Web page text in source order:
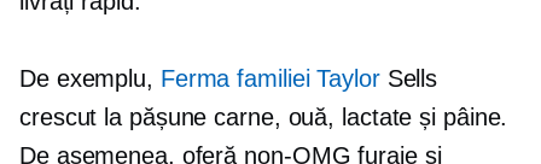
De exemplu, Ferma familiei TaylorSells
crescut la pășune carne, ouă, lactate și pâine.
De asemenea, oferă non-OMG furaje și